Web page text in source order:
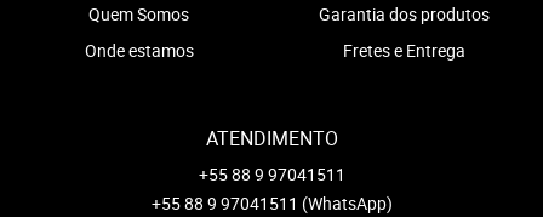
Quem Somos
Onde estamos
Garantia dos produtos
Fretes e Entrega
ATENDIMENTO
+55 88 9 97041511
+55 88 9 97041511 (WhatsApp)